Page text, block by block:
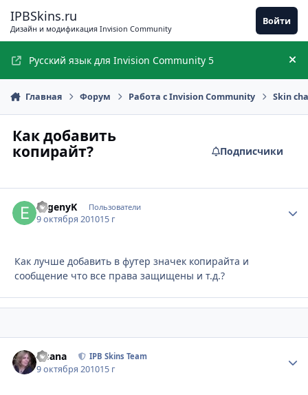
IPBSkins.ru
Дизайн и модификация Invision Community
Войти
Русский язык для Invision Community 5
Главная Форум Работа с Invision Community Skin
Как добавить
копирайт?
Подписчики
EvgenyK Пользователи
9 октября 201015 г
Как лучше добавить в футер значек копирайта и
сообщение что все права защищены и т.д.?
Fisana IPB Skins Team
9 октября 201015 г